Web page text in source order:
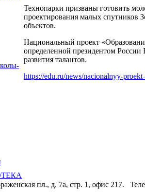
Технопарки призваны готовить
проектирования малых спутников
объектов.
Национальный проект
определенной президентом
развития талантов.
https://edu.ru/news/nacionalnyy-
пл., д. 7а, стр. 1, офис 217.